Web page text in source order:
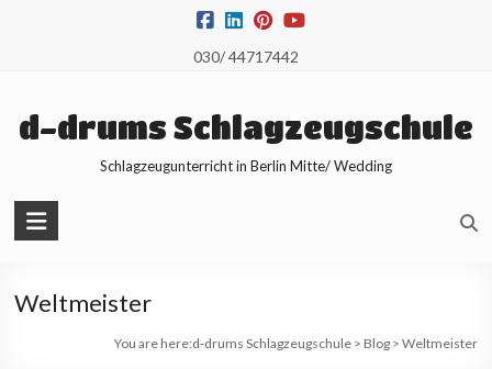
030/ 44717442
d-drums Schlagzeugschule
Schlagzeugunterricht in Berlin Mitte/ Wedding
Weltmeister
You are here:d-drums Schlagzeugschule> Blog> Weltmeister